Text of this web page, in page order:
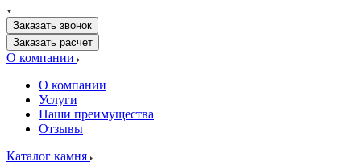
Заказать звонок
Заказать расчет
О компании
О компании
Услуги
Наши преимущества
Отзывы
Каталог камня